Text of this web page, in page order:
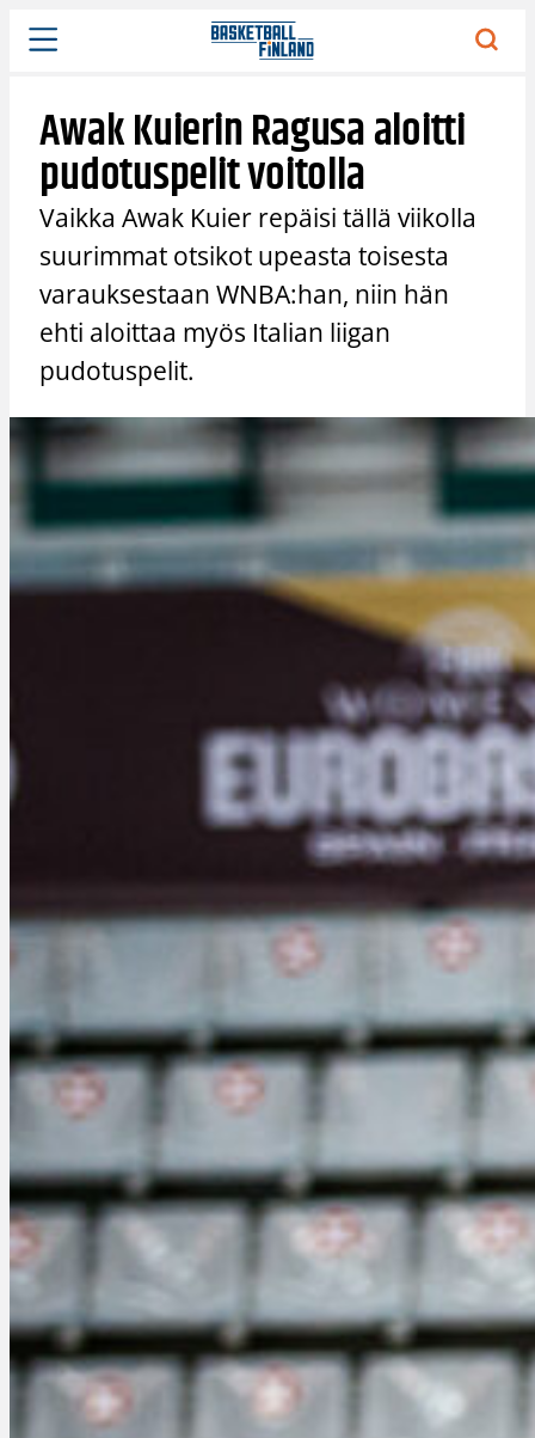
Siirry
sisältöön
Awak Kuierin Ragusa aloitti
pudotuspelit voitolla
Vaikka Awak Kuier repäisi tällä viikolla
suurimmat otsikot upeasta toisesta
varauksestaan WNBA:han, niin hän
ehti aloittaa myös Italian liigan
pudotuspelit.